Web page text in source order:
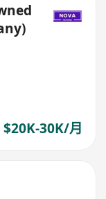
$20K-30K/月